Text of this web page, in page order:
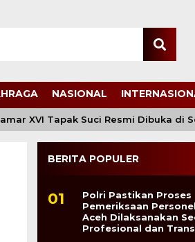
NASIONAL
XVI Tapak Suci Resmi Dibuka di
BERITA POPULER
Polri Pastikan Proses
Pemeriksaan
Aceh Dilaksanakan
Profesional dan